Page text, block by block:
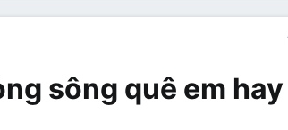
sông quê em hay